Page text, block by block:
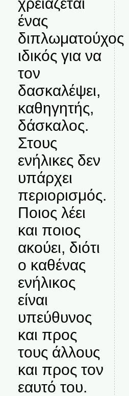
ένας
διπλωματούχος
ιδικός για να
τον
δασκαλέψει,
καθηγητής,
δάσκαλος.
Στους
ενήλικες δεν
υπάρχει
περιορισμός.
Ποιος λέει
και ποιος
ακούει, διότι
ο καθένας
ενήλικος
είναι
υπεύθυνος
και προς
τους άλλους
και προς τον
εαυτό του.